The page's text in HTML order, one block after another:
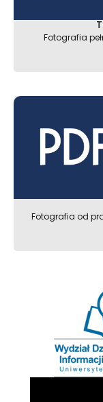
Fotografia
Fotografia od